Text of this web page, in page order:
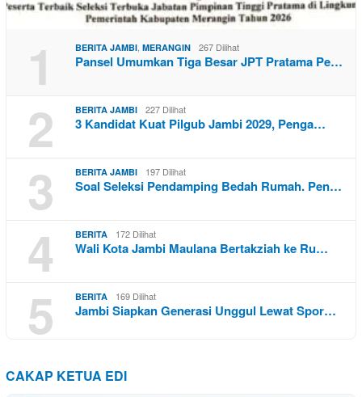
1 BERITA JAMBI MERANGIN 267 Dilihat
Pansel Umumkan Tiga Besar JPT Pratama Pe…
2 BERITA JAMBI 227 Dilihat
3 Kandidat Kuat Pilgub Jambi 2029, Penga…
3 BERITA JAMBI 197 Dilihat
Soal Seleksi Pendamping Bedah Rumah. Pen…
4 BERITA 172 Dilihat
Wali Kota Jambi Maulana Bertakziah ke Ru…
5 BERITA 169 Dilihat
Jambi Siapkan Generasi Unggul Lewat Spor…
CAKAP KETUA EDI